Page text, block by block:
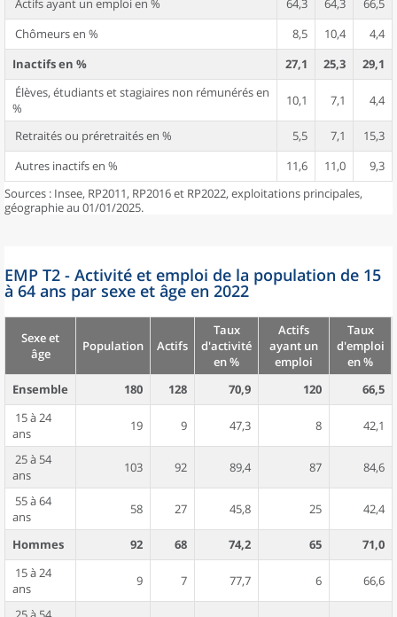
Actifs ayant un emploi en %
64,3 64,3
66,5
Chômeurs en %
8,5 10,4
4,4
Inactifs en %
27,1 25,3
29,1
Élèves, étudiants et stagiaires non rémunérés en
%
10,1 7,1 4,4
Retraités ou préretraités en % 5,5 7,1
15,3
Autres inactifs en %
11,6 11,0
9,3
Sources : Insee, RP2011, RP2016 et RP2022, exploitations principales,
géographie au 01/01/2025.
EMP T2 - Activité et emploi de la population de 15
à 64 ans par sexe et âge en 2022
Sexe et
âge
Population Actifs
Taux
d'activité
en %
Actifs
ayant un
emploi
Taux
d'emploi
en %
Ensemble
180 128 70,9 120
66,5
15 à 24
ans
19 9 47,3 8 42,1
25 à 54
ans
103 92 89,4 87 84,6
55 à 64
ans
58 27 45,8 25 42,4
Hommes 92 68 74,2 65
71,0
15 à 24
ans
9 7 77,7 6 66,6